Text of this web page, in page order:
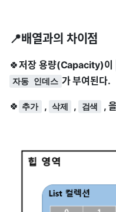
📍배열과의 차이점
🍀저장 용량(Capacity)이
자동 인데스 가 부여된다.
🍀 추가 , 삭제 , 검색 ,